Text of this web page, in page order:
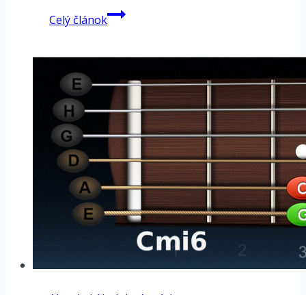
Celý článokkvintakord
zväčšený